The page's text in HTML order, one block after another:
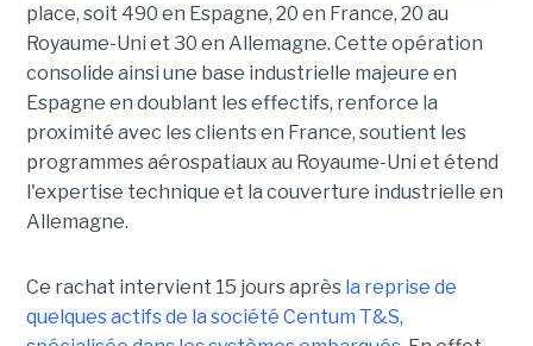
place, soit 490 en Espagne, 20 en France, 20 au
Royaume-Uni et 30 en Allemagne. Cette opération
consolide ainsi une base industrielle majeure en
Espagne en doublant les effectifs, renforce la
proximité avec les clients en France, soutient les
programmes aérospatiaux au Royaume-Uni et étend
l'expertise technique et la couverture industrielle en
Allemagne.
Ce rachat intervient 15 jours après la reprise de
quelques actifs de la société Centum T&S,